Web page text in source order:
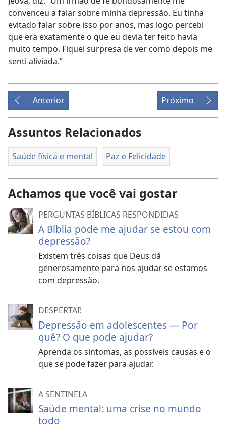
convenceu a falar sobre minha depressão. Eu tinha
evitado falar sobre isso por anos, mas logo percebi
que era exatamente o que eu devia ter feito havia
muito tempo. Fiquei surpresa de ver como depois me
senti aliviada.”
Anterior Próximo
Assuntos Relacionados
Saúde física e mental Paz e Felicidade
Achamos que você vai gostar
PERGUNTAS BÍBLICAS RESPONDIDAS
A Bíblia pode me ajudar se estou com
depressão?
Existem três coisas que Deus dá
generosamente para nos ajudar se estamos
com depressão.
DESPERTAI!
Depressão em adolescentes — Por
quê? O que pode ajudar?
Aprenda os sintomas, as possíveis causas e o
que se pode fazer para ajudar.
A SENTINELA
Saúde mental: uma crise no mundo
todo